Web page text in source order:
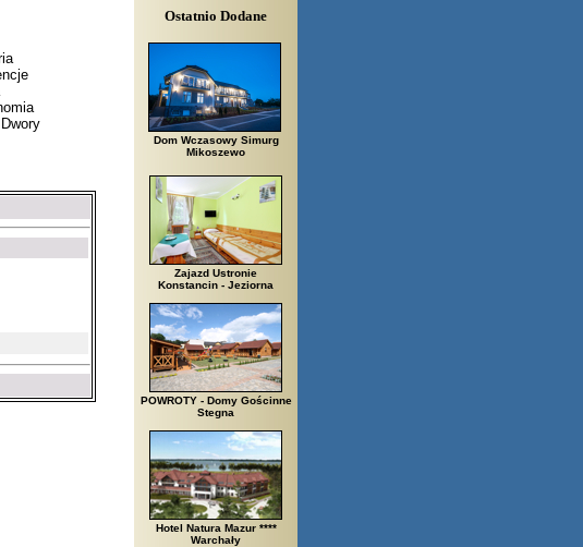
Dwory
Ostatnio Dodane
Dom Wczasowy Simurg
Mikoszewo
Zajazd Ustronie
Konstancin - Jeziorna
POWROTY - Domy Gościnne
Stegna
Hotel Natura Mazur ****
Warchały